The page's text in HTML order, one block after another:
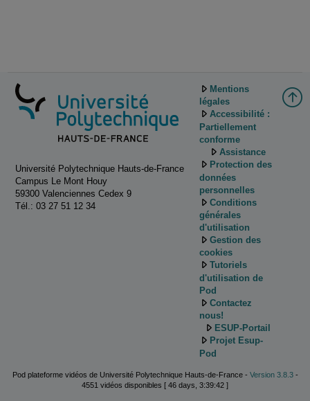
Université Polytechnique Hauts-de-France
Campus Le Mont Houy
59300 Valenciennes Cedex 9
Tél.: 03 27 51 12 34
Mentions
légales
Accessibilité :
Partiellement
conforme
Assistance
Protection des
données
personnelles
Conditions
générales
d'utilisation
Gestion des
cookies
Tutoriels
d'utilisation de
Pod
Contactez
nous!
ESUP-Portail
Projet Esup-
Pod
Pod plateforme vidéos de Université Polytechnique Hauts-de-France - Version 3.8.3-
4551 vidéos disponibles [ 46 days, 3:39:42 ]